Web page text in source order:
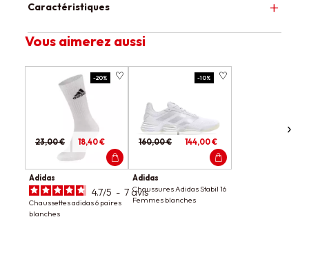
Caractéristiques
Vous aimerez aussi
23,00 € 18,40 €
-20%
Adidas
4.7/5 - 7 avis
Chaussettes adidas 6 paires
blanches
160,00 € 144,00 €
-10%
Adidas
Chaussures Adidas Stabil 16
Femmes blanches